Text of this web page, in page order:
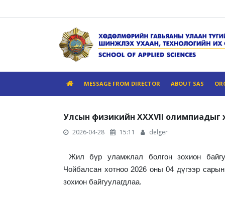
MESSAGE FROM DIRECTOR ABOUT SAS
Улсын физикийн XXXVII олимпиадыг
2026-04-28 15:11 delger
Жил бүр уламжлал болгон зохион
Чойбалсан хотноо 2026 оны 04 дүгээр
зохион байгуулагдлаа.